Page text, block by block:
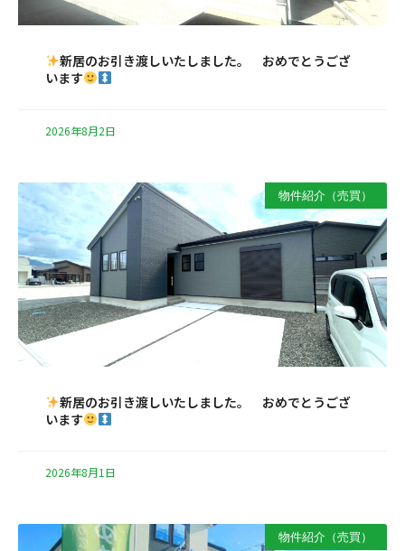
新居のお引き渡しいたしました。 おめでとうござ
います
2026年8月2日
物件紹介（売買）
新居のお引き渡しいたしました。 おめでとうござ
います
2026年8月1日
物件紹介（売買）